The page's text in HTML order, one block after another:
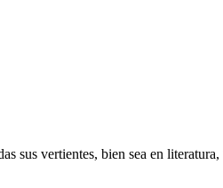
sus vertientes, bien sea en